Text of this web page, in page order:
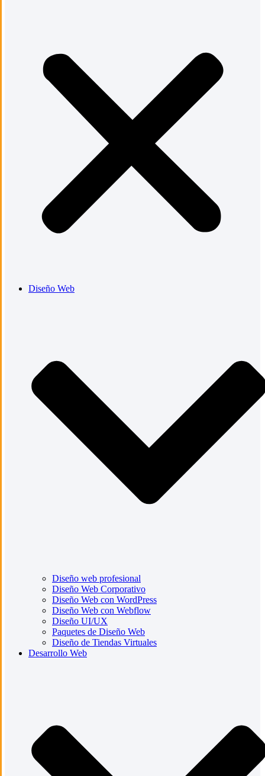
Diseño Web
Diseño web profesional
Diseño Web Corporativo
Diseño Web con WordPress
Diseño Web con Webflow
Diseño UI/UX
Paquetes de Diseño Web
Diseño de Tiendas Virtuales
Desarrollo Web